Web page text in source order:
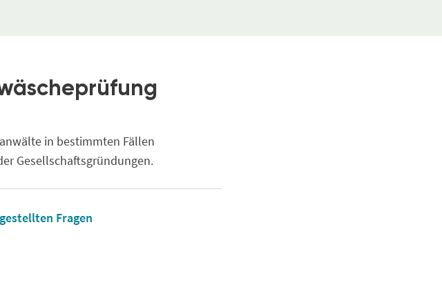
in bestimmten Fällen
Gesellschaftsgründungen.
Fragen